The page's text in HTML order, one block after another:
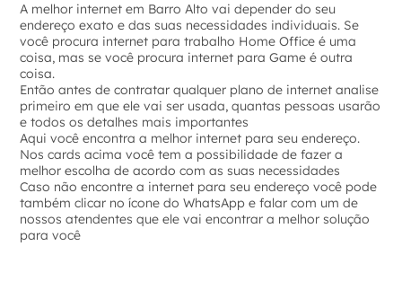
A melhor internet em Barro Alto vai depender do seu
endereço exato e das suas necessidades individuais. Se
você procura internet para trabalho Home Office é uma
coisa, mas se você procura internet para Game é outra
coisa.
Então antes de contratar qualquer plano de internet analise
primeiro em que ele vai ser usada, quantas pessoas usarão
e todos os detalhes mais importantes
Aqui você encontra a melhor internet para seu endereço.
Nos cards acima você tem a possibilidade de fazer a
melhor escolha de acordo com as suas necessidades
Caso não encontre a internet para seu endereço você pode
também clicar no ícone do WhatsApp e falar com um de
nossos atendentes que ele vai encontrar a melhor solução
para você